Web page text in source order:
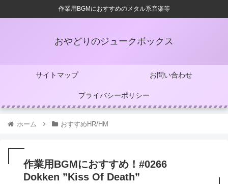
作業用BGMにおすすめのメタル系音楽等
おやどりのジュークボックス
サイトマップ お問い合わせ
プライバシーポリシー
ホーム おすすめHR/HM
作業用BGMにおすすめ！#0266
Dokken ”Kiss Of Death”